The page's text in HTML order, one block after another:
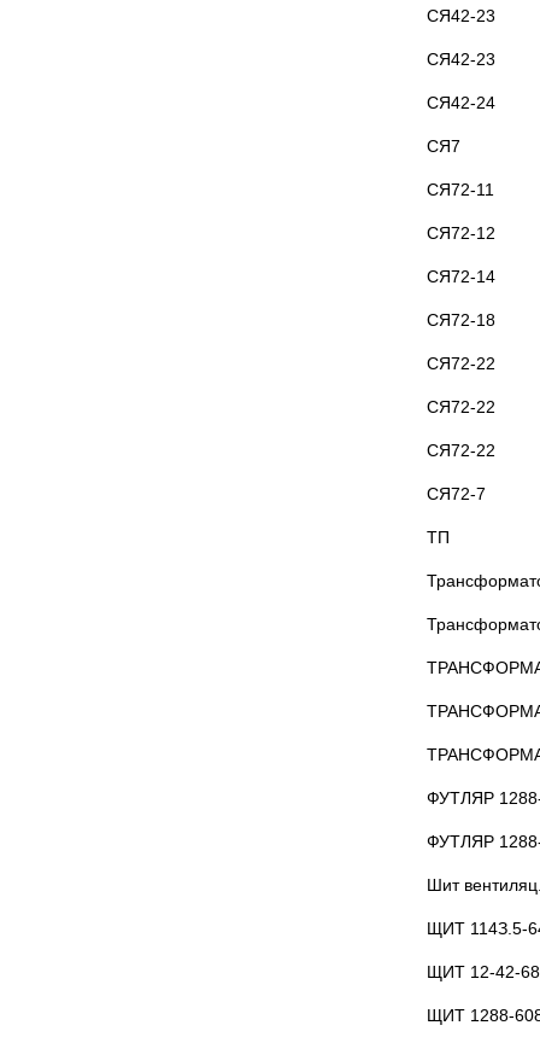
СЯ42-23
СЯ42-23
СЯ42-24
СЯ7
СЯ72-11
СЯ72-12
СЯ72-14
СЯ72-18
СЯ72-22
СЯ72-22
СЯ72-22
СЯ72-7
ТП
ФУТЛЯР
ФУТЛЯР
Шит
ЩИТ 114З.5-
ЩИТ 12-42-
ЩИТ 1288-